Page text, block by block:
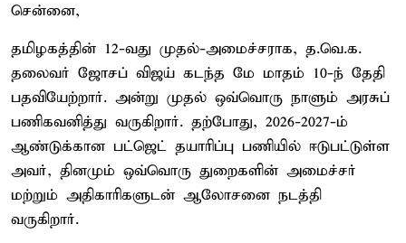
சென்னை,
தமிழகத்தின் 12-வது முதல்-அமைச்சராக, த.வெ.க.
தலைவர் ஜோசப் விஜய் கடந்த மே மாதம் 10-ந் தேதி
பதவியேற்றார். அன்று முதல் ஒவ்வொரு நாளும் அரசுப்
பணிகவனித்து வருகிறார். தற்போது, 2026-2027-ம்
ஆண்டுக்கான பட்ஜெட் தயாரிப்பு பணியில் ஈடுபட்டுள்ள
அவர், தினமும் ஒவ்வொரு துறைகளின் அமைச்சர்
மற்றும் அதிகாரிகளுடன் ஆலோசனை நடத்தி
வருகிறார்.